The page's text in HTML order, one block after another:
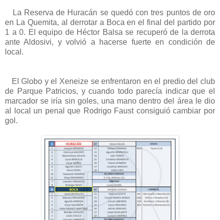
La Reserva de Huracán se quedó con tres puntos de oro
en La Quemita, al derrotar a Boca en el final del partido por
1 a 0. El equipo de Héctor Balsa se recuperó de la derrota
ante Aldosivi, y volvió a hacerse fuerte en condición de
local.
El Globo y el Xeneize se enfrentaron en el predio del club
de Parque Patricios, y cuando todo parecía indicar que el
marcador se iría sin goles, una mano dentro del área le dio
al local un penal que Rodrigo Faust consiguió cambiar por
gol.